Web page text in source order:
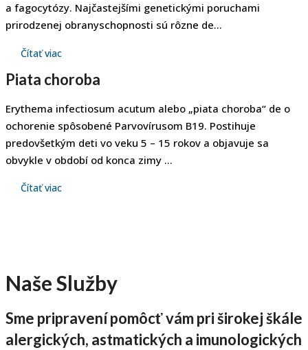
a fagocytózy. Najčastejšími genetickými poruchami
prirodzenej obranyschopnosti sú rôzne de...
Čítať viac
Piata choroba
Erythema infectiosum acutum alebo „piata choroba“ de o
ochorenie spôsobené Parvovírusom B19. Postihuje
predovšetkým deti vo veku 5 – 15 rokov a objavuje sa
obvykle v období od konca zimy ...
Čítať viac
NašeSlužby
Sme pripravení pomôcť vám pri širokej škále
alergických, astmatických a imunologických